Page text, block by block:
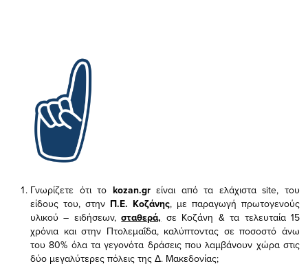
Γνωρίζετε ότι το kozan.gr είναι από τα ελάχισταsite, του
είδους του, στην Π.Ε. Κοζάνης, με παραγωγή πρωτογενούς
υλικού – ειδήσεων,σταθερά, σε Κοζάνη & τα τελευταία 15
χρόνια και στην Πτολεμαΐδα, καλύπτοντας σε ποσοστό άνω
του 80% όλα τα γεγονότα δράσεις που λαμβάνουν χώρα στις
δύο μεγαλύτερες πόλεις της Δ. Μακεδονίας;